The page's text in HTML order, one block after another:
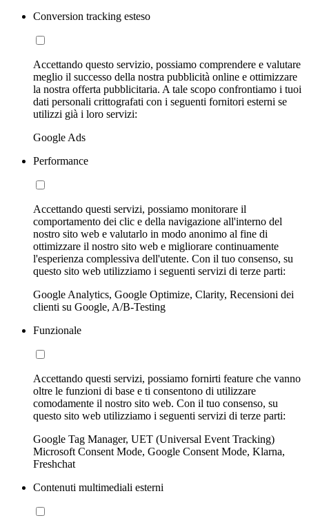
Conversion tracking esteso
Accettando questo servizio, possiamo comprendere e valutare
meglio il successo della nostra pubblicità online e ottimizzare
la nostra offerta pubblicitaria. A tale scopo confrontiamo i tuoi
dati personali crittografati con i seguenti fornitori esterni se
utilizzi già i loro servizi:
Google Ads
Performance
Accettando questi servizi, possiamo monitorare il
comportamento dei clic e della navigazione all'interno del
nostro sito web e valutarlo in modo anonimo al fine di
ottimizzare il nostro sito web e migliorare continuamente
l'esperienza complessiva dell'utente. Con il tuo consenso, su
questo sito web utilizziamo i seguenti servizi di terze parti:
Google Analytics, Google Optimize, Clarity, Recensioni dei
clienti su Google, A/B-Testing
Funzionale
Accettando questi servizi, possiamo fornirti feature che vanno
oltre le funzioni di base e ti consentono di utilizzare
comodamente il nostro sito web. Con il tuo consenso, su
questo sito web utilizziamo i seguenti servizi di terze parti:
Google Tag Manager, UET (Universal Event Tracking)
Microsoft Consent Mode, Google Consent Mode, Klarna,
Freshchat
Contenuti multimediali esterni